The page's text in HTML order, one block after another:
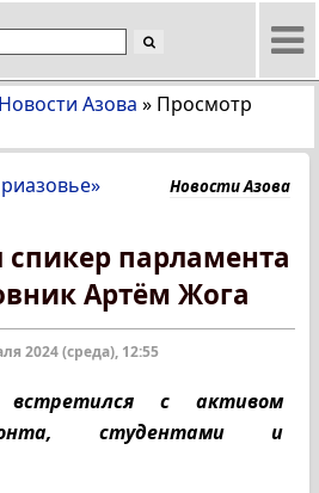
Новости Азова » Просмотр
Новости Азова
спикер парламента
Артём Жога
2024 (среда), 12:55
с активом
студентами и